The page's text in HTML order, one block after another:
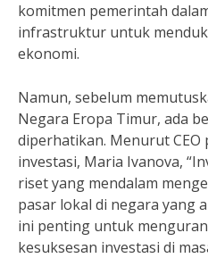
komitmen pemerintah
infrastruktur untuk
ekonomi.
Namun, sebelum
Negara Eropa Timur, ada
diperhatikan. Menurut
investasi, Maria Ivanova,
riset yang mendalam
pasar lokal di negara yang
ini penting untuk
kesuksesan investasi di